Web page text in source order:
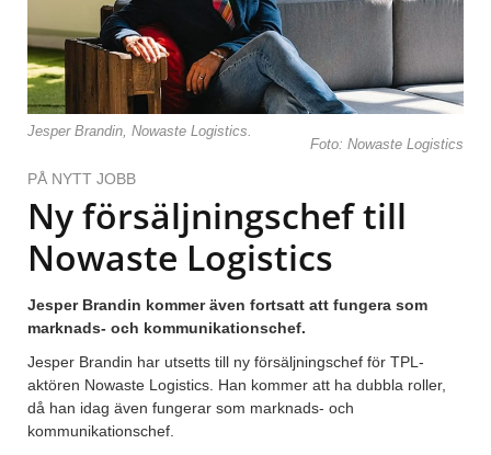
Jesper Brandin, Nowaste Logistics.
Foto: Nowaste Logistics
PÅ NYTT JOBB
Ny försäljningschef till
Nowaste Logistics
Jesper Brandin kommer även fortsatt att fungera som
marknads- och kommunikationschef.
Jesper Brandin har utsetts till ny försäljningschef för TPL-
aktören Nowaste Logistics. Han kommer att ha dubbla roller,
då han idag även fungerar som marknads- och
kommunikationschef.